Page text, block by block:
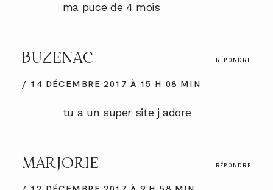
ma puce de 4 mois
BUZENAC
14 DÉCEMBRE 2017 À 15 H 08 MIN
tu a un super site j adore
RÉPONDRE
MARJORIE RÉPONDRE